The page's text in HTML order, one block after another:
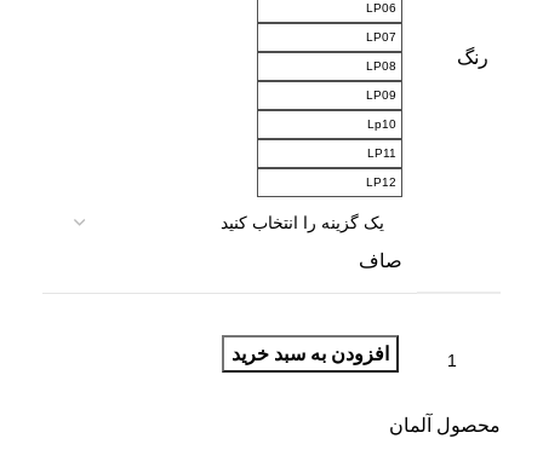
رنگ
LP06
LP07
LP08
LP09
Lp10
LP11
LP12
صاف
افزودن به سبد خرید
محصول آلمان